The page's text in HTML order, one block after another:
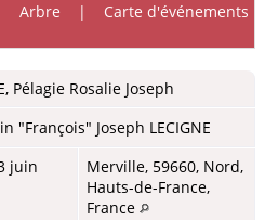
Arbre | Carte d'événements
, Pélagie Rosalie Joseph
"François" Joseph LECIGNE
juin
Merville, 59660, Nord,
Hauts-de-France,
France